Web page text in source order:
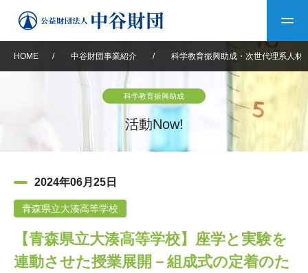
中谷財団について
設立趣意書
沿革 40年史デジタルブック
中谷財団40年史
中谷財団事業紹介
神戸賞 長期大型研究助成
中谷財団動画紹介
その他情報
HOME / 中谷財団事業紹介 / 科学教育振興助成・次世代理系人材
科学教育振興助成
活動Now!
2024年06月25日
青森県立大湊高等学校
【青森県立大湊高等学校】座学と実験を
連動させた授業展開－組成式の定着のた